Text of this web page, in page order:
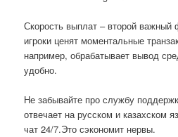
Скорость выплат – второй важный
игроки ценят моментальные
например, обрабатывает вывод
удобно.
Не забывайте про службу
отвечает на русском и казахском
чат 24/7.Это сэкономит нервы.